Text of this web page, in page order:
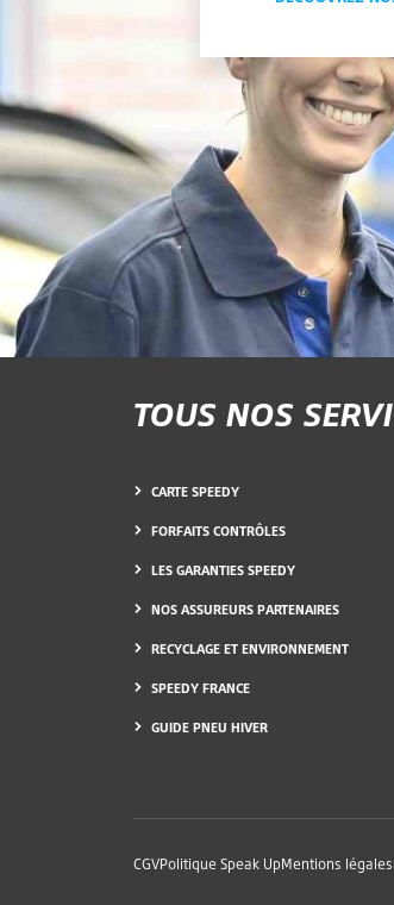
TOUS NOS
CARTE SPEEDY
FORFAITS CONTRÔLES
LES GARANTIES SPEEDY
NOS ASSUREURS PARTENAIRES
RECYCLAGE ET ENVIRONNEMENT
SPEEDY FRANCE
GUIDE PNEU HIVER
CGVPolitique Speak UpMentions légales